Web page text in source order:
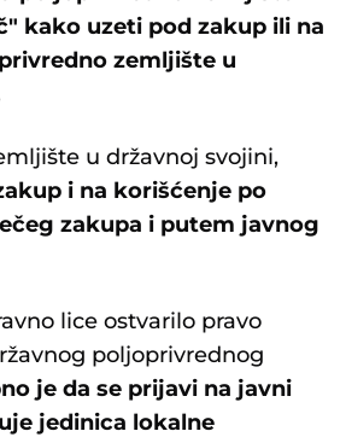
kako uzeti pod zakup ili na
zemljište u
u državnoj svojini,
i na korišćenje po
zakupa i putem javnog
lice ostvarilo pravo
poljoprivrednog
je da se prijavi na javni
jedinica lokalne